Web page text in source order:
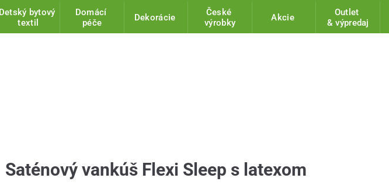
Detský bytový
textil
Domácí
péče
Dekorácie
České
výrobky
Akcie
Outlet
& výpredaj
Saténový vankúš Flexi Sleep s latexom